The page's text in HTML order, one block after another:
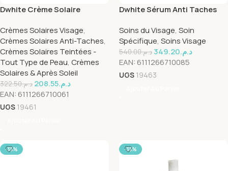
Dwhite Crème Solaire
Crèmes Solaires Visage,
Crèmes Solaires Anti-Taches,
Crèmes Solaires Teintées -
Tout Type de Peau, Crèmes
Solaires & Après Soleil
د.م.322.50 د.م.208.55
EAN: 6111266710061
UGS 19461
Dwhite Sérum Anti Taches
Soins du Visage, Soin
Spécifique, Soins Visage
د.م.540.00 د.م.349.20
EAN: 6111266710085
UGS 19463
-35% -35%